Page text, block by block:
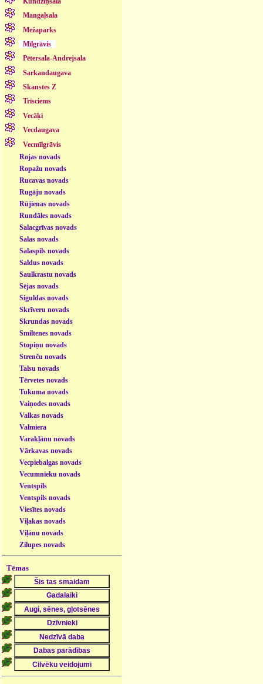
Mangaļsala
Mežaparks
Mīlgrāvis
Pētersala-Andrejsala
Sarkandaugava
Skanstes Z
Trīsciems
Vecāķi
Vecdaugava
Vecmīlgrāvis
Rojas novads
Ropažu novads
Rucavas novads
Rugāju novads
Rūjienas novads
Rundāles novads
Salacgrīvas novads
Salas novads
Salaspils novads
Saldus novads
Saulkrastu novads
Sējas novads
Siguldas novads
Skrīveru novads
Skrundas novads
Smiltenes novads
Stopiņu novads
Strenču novads
Talsu novads
Tērvetes novads
Tukuma novads
Vaiņodes novads
Valkas novads
Valmiera
Varakļānu novads
Vārkavas novads
Vecpiebalgas novads
Vecumnieku novads
Ventspils
Ventspils novads
Viesītes novads
Viļakas novads
Viļānu novads
Zilupes novads
Tēmas